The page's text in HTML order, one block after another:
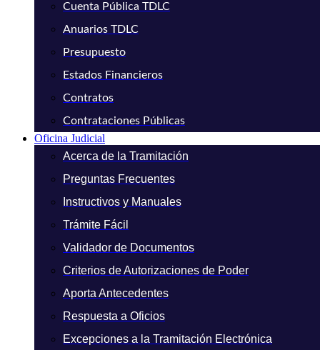
Cuenta Pública TDLC
Anuarios TDLC
Presupuesto
Estados Financieros
Contratos
Contrataciones Públicas
Oficina Judicial
Acerca de la Tramitación
Preguntas Frecuentes
Instructivos y Manuales
Trámite Fácil
Validador de Documentos
Criterios de Autorizaciones de Poder
Aporta Antecedentes
Respuesta a Oficios
Excepciones a la Tramitación Electrónica